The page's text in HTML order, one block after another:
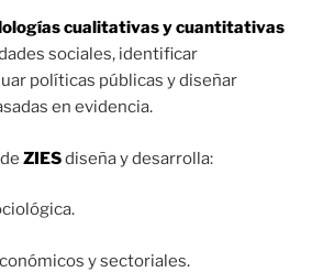
cualitativas y cuantitativas
sociales, identificar
políticas públicas y diseñar
en evidencia.
ZIESdiseña y desarrolla:
y sectoriales.